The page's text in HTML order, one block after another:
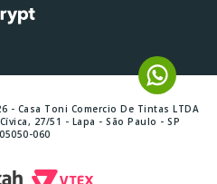
- Casa Toni Comercio De Tintas LTDA
27/51 - Lapa - São Paulo - SP
060